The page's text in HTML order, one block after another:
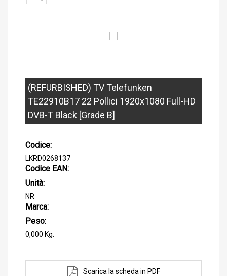
(REFURBISHED) TV Telefunken
TE22910B17 22 Pollici 1920x1080 Full-HD
DVB-T Black [Grade B]
Codice:
LKRD0268137
Codice EAN:
Unità:
NR
Marca:
Peso:
0,000 Kg.
Scarica la scheda in PDF